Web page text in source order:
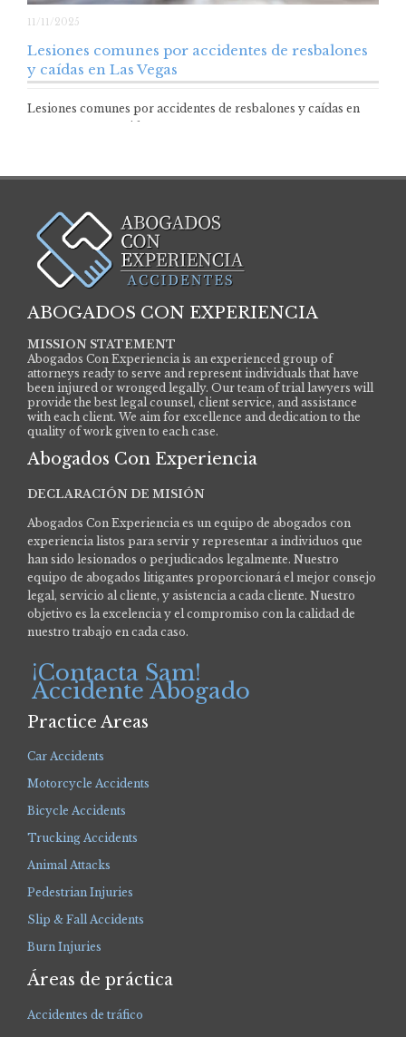
11/11/2025
Lesiones comunes por accidentes de resbalones
y caídas en Las Vegas
Lesiones comunes por accidentes de resbalones y caídas en
ABOGADOS CON EXPERIENCIA
MISSION STATEMENT
Abogados Con Experiencia is an experienced group of
attorneys ready to serve and represent individuals that have
been injured or wronged legally. Our team of trial lawyers will
provide the best legal counsel, client service, and assistance
with each client. We aim for excellence and dedication to the
quality of work given to each case.
Abogados Con Experiencia
DECLARACIÓN DE MISIÓN
Abogados Con Experiencia es un equipo de abogados con
experiencia listos para servir y representar a individuos que
han sido lesionados o perjudicados legalmente. Nuestro
equipo de abogados litigantes proporcionará el mejor consejo
legal, servicio al cliente, y asistencia a cada cliente. Nuestro
objetivo es la excelencia y el compromiso con la calidad de
nuestro trabajo en cada caso.
¡Contacta Sam!
Accidente Abogado
Practice Areas
Car Accidents
Motorcycle Accidents
Bicycle Accidents
Trucking Accidents
Animal Attacks
Pedestrian Injuries
Slip & Fall Accidents
Burn Injuries
Áreas de práctica
Accidentes de tráfico